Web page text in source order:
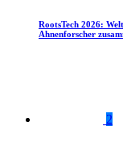
RootsTech 2026:
Ahnenforscher
2